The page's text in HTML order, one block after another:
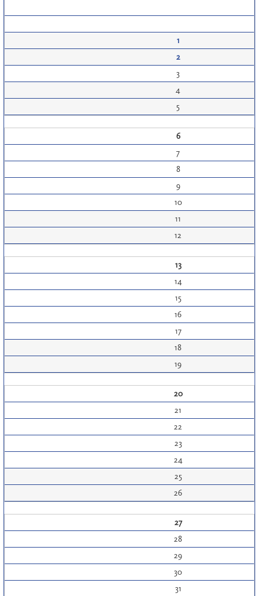
1
2
3
4
5
6
7
8
9
10
11
12
13
14
15
16
17
18
19
20
21
22
23
24
25
26
27
28
29
30
31